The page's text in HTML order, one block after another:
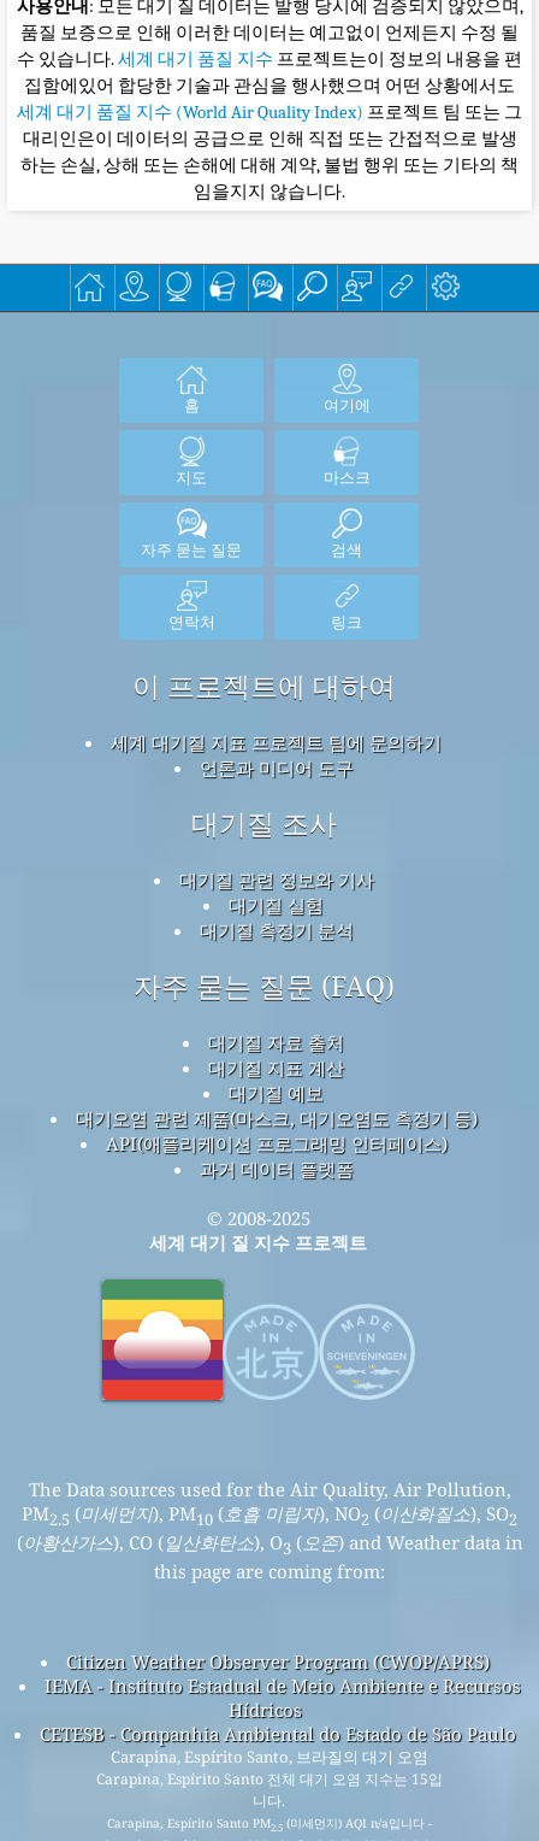
환자군 및 민감군에게 응급 조치가 발생되거나, 일반인에게 유
해한 영향이 유발될 수 있는 수준
(Reference: seeairkorea.or.kr )
대기질과 오염에 대해 더 많은 것을 알아보려면위키피
디아의 대기질 문서(영어)을 보거나대기질과 건강에 대
한 AirNow 가이드(영어)를 참조해보세요.
매우 유용한 베이징의 의학박사 Richard Saint Cyr MD
의 건강 관련 팁을 보려면www.myhealthbeijing.com
: 모든 대기 질 데이터는 발행 당시에 검증되지 않았으며,
품질 보증으로 인해 이러한 데이터는 예고없이 언제든지 수정 될
세계 대기 품질 지수
프로젝트는이 정보의 내용을 편
집함에있어 합당한 기술과 관심을 행사했으며 어떤 상황에서도
세계 대기 품질 지수 (World Air Quality Index)프로젝트 팀 또는 그
대리인은이 데이터의 공급으로 인해 직접 또는 간접적으로 발생
하는 손실, 상해 또는 손해에 대해 계약, 불법 행위 또는 기타의 책
지도 마스크
자주 묻는 질문
연락처 링크
이 프로젝트에 대하여
언론과 미디어 도구
대기질 조사
대기질 관련 정보와 기사
대기질 실험
대기질 측정기 분석
대기질 자료 출처
대기질 지표 계산
대기질 예보
대기오염 관련 제품(마스크, 대기오염도 측정기 등)
© 2008-2025
세계 대기 질 지수 프로젝트